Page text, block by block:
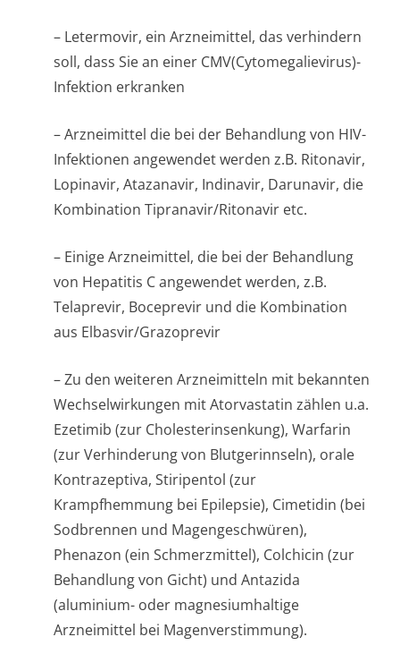
– Letermovir, ein Arzneimittel, das verhindern
soll, dass Sie an einer CMV(Cytomegali­evirus)-
Infektion erkranken
– Arzneimittel die bei der Behandlung von HIV-
Infektionen angewendet werden z.B. Ritonavir,
Lopinavir, Atazanavir, Indinavir, Darunavir, die
Kombination Tipranavir/Ri­tonavir etc.
– Einige Arzneimittel, die bei der Behandlung
von Hepatitis C angewendet werden, z.B.
Telaprevir, Boceprevir und die Kombination
aus Elbasvir/Grazo­previr
– Zu den weiteren Arzneimitteln mit bekannten
Wechselwirkungen mit Atorvastatin zählen u.a.
Ezetimib (zur Cholesterinsen­kung), Warfarin
(zur Verhinderung von Blutgerinnseln), orale
Kontrazeptiva, Stiripentol (zur
Krampfhemmung bei Epilepsie), Cimetidin (bei
Sodbrennen und Magengeschwüren),
Phenazon (ein Schmerzmittel), Colchicin (zur
Behandlung von Gicht) und Antazida
(aluminium- oder magnesiumhaltige
Arzneimittel bei Magenverstimmung).